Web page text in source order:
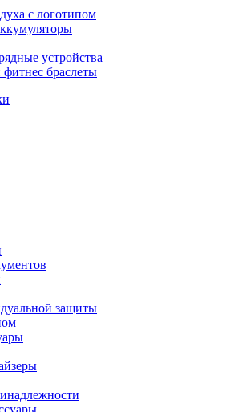
с логотипом
устройства
браслеты
защиты